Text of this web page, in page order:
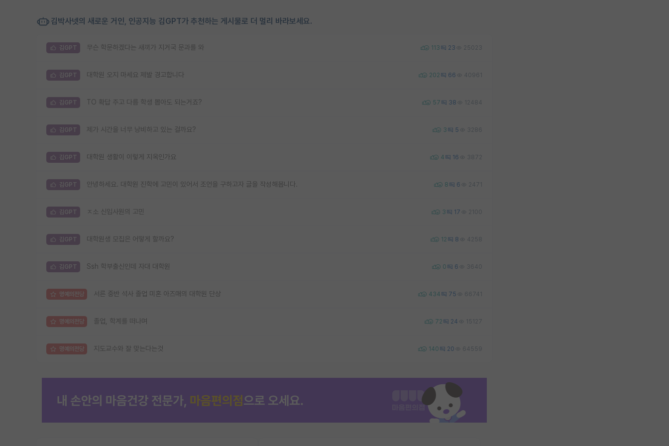
김박사넷의 새로운 거인, 인공지능 김GPT가 추천하는 게시물로 더 멀리 바라보세요.
김GPT 무슨 학문하겠다는 새끼가 지거국 문과를 와 113 23 25023
김GPT 대학원 오지 마세요 제발 경고합니다 202 66 40961
김GPT TO 확답 주고 다름 학생 뽑아도 되는거죠? 57 38 12484
김GPT 제가 시간을 너무 낭비하고 있는 걸까요? 3 5 3286
김GPT 대학원 생활이 이렇게 지옥인가요 4 16 3872
김GPT 안녕하세요. 대학원 진학에 고민이 있어서 조언을 구하고자 글을 작성해봅니다. 8 6 2471
김GPT ㅈ소 신입사원의 고민 3 17 2100
김GPT 대학원생 모집은 어떻게 할까요? 12 8 4258
김GPT Ssh 학부출신인데 자대 대학원 0 6 3640
명예의전당 서른 중반 석사 졸업 미혼 아즈매의 대학원 단상 434 75 66741
명예의전당 졸업, 학계를 떠나며 72 24 15127
명예의전당 지도교수와 잘 맞는다는것 140 20 64559